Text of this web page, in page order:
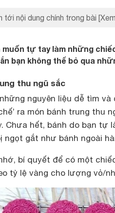
tới nội dung chính trong bài
muốn tự tay làm những
bạn không thể bỏ qua
thu ngũ sắc
nguyên liệu dễ tìm
ra món bánh trung thu
Chưa hết, bánh do bạn tự
ngọt gắt như bánh ngoài
bí quyết để có một
tỷ lệ vàng cho lượng vỏ/